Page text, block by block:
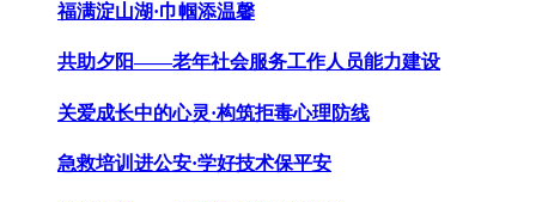
福满淀山湖·巾帼添温馨
共助夕阳——老年社会服务工作人员能力建设
关爱成长中的心灵·构筑拒毒心理防线
急救培训进公安·学好技术保平安